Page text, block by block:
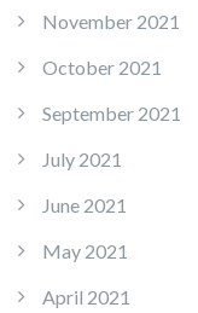
November 2021
October 2021
September 2021
July 2021
June 2021
May 2021
April 2021